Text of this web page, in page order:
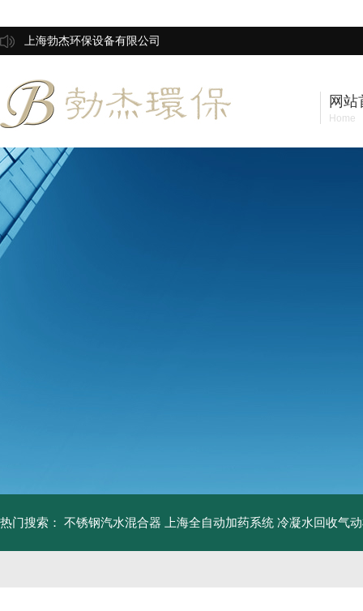
上海勃杰环保设备有限公司
网站
Home
热门搜索： 不锈钢汽水混合器 上海全自动加药系统 冷凝水回收气